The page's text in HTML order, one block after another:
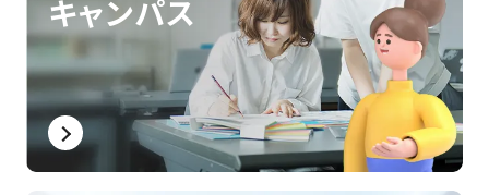
#建築系国家資格#建築士になるには#学生の声#海外
#学生生活#なるには #キャリアパス#3DCG#AI #VTuber
#音・音楽#作曲・編曲 #アニメ#コンテスト
#プログラミング
#学校生活 #蒐命のラスティル#インディーゲーム#就職活動
#制作展・発表会#資格#VR・仮想空間
#ゲーム＆エンタメ領域#テクノロジー領域#デザイン領域
#絵を描く#自動制御#先生#共創#ノウハウ#創って学ぶ
キャンパス